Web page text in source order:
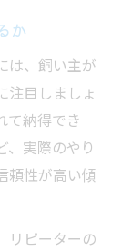
か
は、飼い主が
注目しましょ
て納得でき
、実際のやり
頼性が高い傾
リピーターの